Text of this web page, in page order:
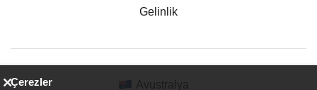
Gelinlik
Çerezler